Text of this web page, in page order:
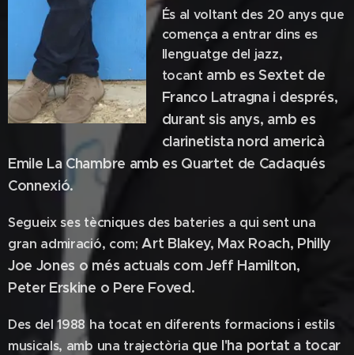
És al voltant des 20 anys que
comença a entrar dins es
llenguatge del jazz,
tocant amb es Sextet de
Franco Latragna i després,
durant sis anys, amb es
clarinetista nord americà
Emile La Chambre amb es Quartet de Cadaqués
Connexió.
Segueix ses tècniques des bateries a qui sent una
gran admiració, com;Art Blakey, Max Roach, Philly
Joe Jones o més actuals com Jeff Hamilton,
Peter Erskine o Pere Foved.
Des del 1988 ha tocat en diferents formacions i estils
musicals, amb una trajectòria que l'ha portat a tocar